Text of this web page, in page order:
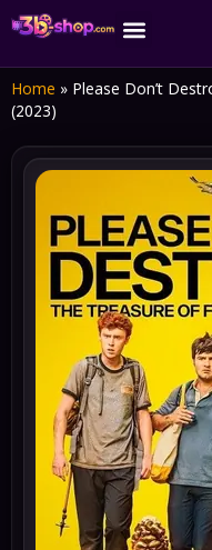
Home » Please Don’t
(2023)